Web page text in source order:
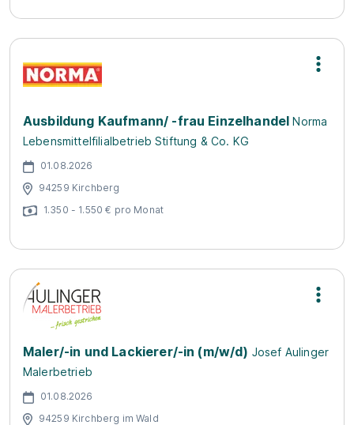
Ausbildung Kaufmann/ -frau Einzelhandel Norma
Lebensmittelfilialbetrieb Stiftung & Co. KG
01.08.2026
94259 Kirchberg
1.350 - 1.550 € pro Monat
Maler/-in und Lackierer/-in (m/w/d) Josef Aulinger
Malerbetrieb
01.08.2026
94259 Kirchberg im Wald